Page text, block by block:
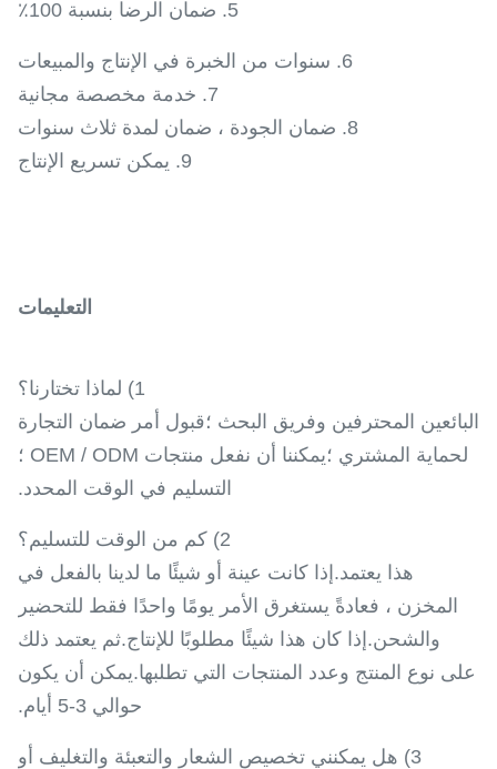
5. ضمان الرضا بنسبة 100٪
6. سنوات من الخبرة في الإنتاج والمبيعات
7. خدمة مخصصة مجانية
8. ضمان الجودة ، ضمان لمدة ثلاث سنوات
9. يمكن تسريع الإنتاج
التعليمات
1) لماذا تختارنا؟
البائعين المحترفين وفريق البحث ؛قبول أمر ضمان التجارة
لحماية المشتري ؛يمكننا أن نفعل منتجات OEM / ODM ؛
التسليم في الوقت المحدد.
2) كم من الوقت للتسليم؟
هذا يعتمد.إذا كانت عينة أو شيئًا ما لدينا بالفعل في
المخزن ، فعادةً يستغرق الأمر يومًا واحدًا فقط للتحضير
والشحن.إذا كان هذا شيئًا مطلوبًا للإنتاج.ثم يعتمد ذلك
على نوع المنتج وعدد المنتجات التي تطلبها.يمكن أن يكون
حوالي 3-5 أيام.
3) هل يمكنني تخصيص الشعار والتعبئة والتغليف أو